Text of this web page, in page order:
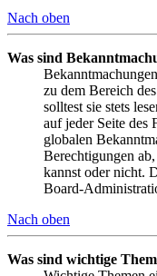
Nach oben
Was sind
zu dem Bereich
solltest sie stets
auf jeder Seite des
globalen
Berechtigungen
kannst oder nicht.
Board-
Nach oben
Was sind wichtige